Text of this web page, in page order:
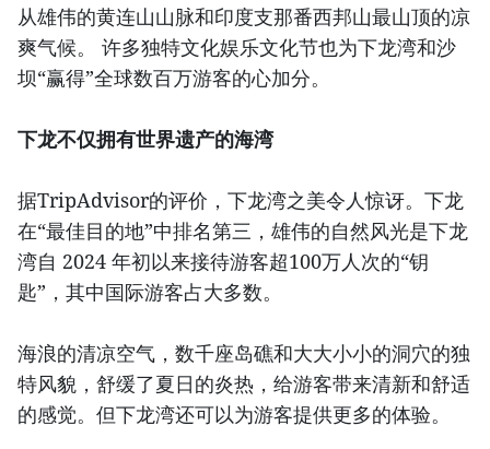
从雄伟的黄连山山脉和印度支那番西邦山最山顶的凉
爽气候。 许多独特文化娱乐文化节也为下龙湾和沙
坝“赢得”全球数百万游客的心加分。
下龙不仅拥有世界遗产的海湾
据TripAdvisor的评价，下龙湾之美令人惊讶。下龙
在“最佳目的地”中排名第三，雄伟的自然风光是下龙
湾自 2024 年初以来接待游客超100万人次的“钥
匙”，其中国际游客占大多数。
海浪的清凉空气，数千座岛礁和大大小小的洞穴的独
特风貌，舒缓了夏日的炎热，给游客带来清新和舒适
的感觉。但下龙湾还可以为游客提供更多的体验。